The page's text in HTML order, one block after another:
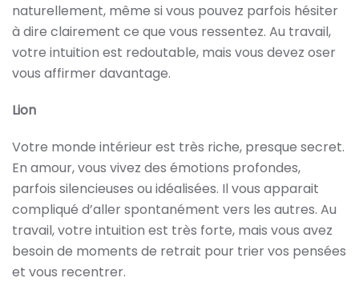
naturellement, même si vous pouvez parfois hésiter
à dire clairement ce que vous ressentez. Au travail,
votre intuition est redoutable, mais vous devez oser
vous affirmer davantage.
Lion
Votre monde intérieur est très riche, presque secret.
En amour, vous vivez des émotions profondes,
parfois silencieuses ou idéalisées. Il vous apparait
compliqué d’aller spontanément vers les autres. Au
travail, votre intuition est très forte, mais vous avez
besoin de moments de retrait pour trier vos pensées
et vous recentrer.